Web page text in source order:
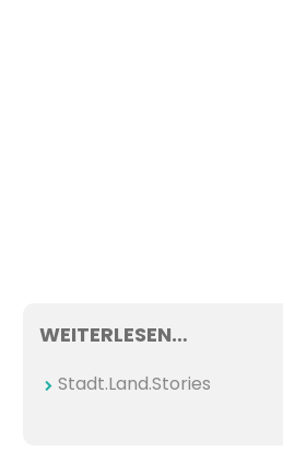
WEITERLESEN…
Stadt.Land.Stories